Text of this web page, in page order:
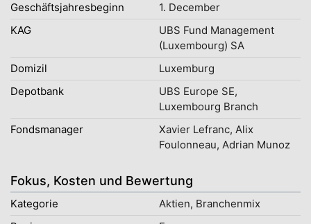
Geschäftsjahresbeginn
1. December
KAG
UBS Fund Management
(Luxembourg) SA
Domizil
Luxemburg
Depotbank
UBS Europe SE,
Luxembourg Branch
Fondsmanager
Xavier Lefranc, Alix
Foulonneau, Adrian Munoz
Fokus, Kosten und Bewertung
Kategorie
Aktien, Branchenmix